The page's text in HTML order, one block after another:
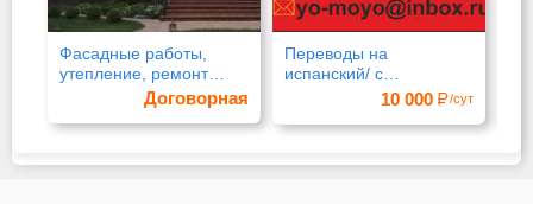
Фасадные работы,
утепление, ремонт
фасада, отделкаДоговорная
Переводы на
испанский/ с
испанского языка
10 000 /сут